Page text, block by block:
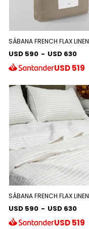
SÁBANA FRENCH FLAX LINEN
USD 590 - USD 630
USD519
SÁBANA FRENCH FLAX LINEN
USD 590 - USD 630
USD519